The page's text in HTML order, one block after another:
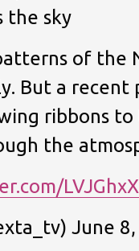
the sky
of the
But a
ribbons
the
June